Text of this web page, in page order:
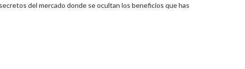
del mercado donde se ocultan los beneficios que has